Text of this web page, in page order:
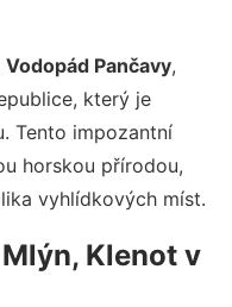
Vodopád Pančavy,
který je
Tento impozantní
horskou přírodou,
vyhlídkových míst.
Klenot v